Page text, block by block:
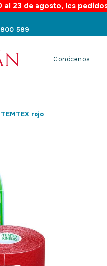
al 23 de agosto, los
589
Conócenos
rojo